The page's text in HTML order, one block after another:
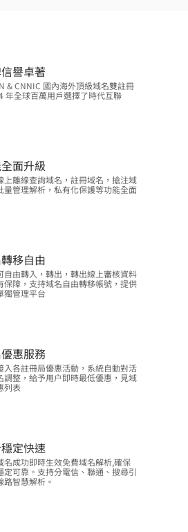
譽卓著
& CNNIC 國內海外頂級域名雙註冊
年全球百萬用戶選擇了時代互聯
面升級
上離線查詢域名，註冊域名，搶注域
量管理解析，私有化保護等功能全面
移自由
自由轉入，轉出，轉出線上審核資料
保障，支持域名自由轉移帳號，提供
獨管理平台
惠服務
入各註冊局優惠活動，系統自動對活
調整，給予用户即時最低優惠，見域
列表
定快速
名成功即時生效免費域名解析,確保
定可靠。支持分電信、聯通、搜尋引
路智慧解析。